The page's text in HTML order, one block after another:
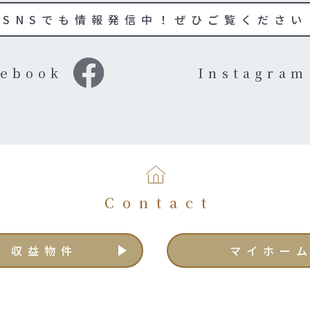
SNSでも情報発信中！ぜひご覧ください
Instagram
Contact
収益物件 マイホー